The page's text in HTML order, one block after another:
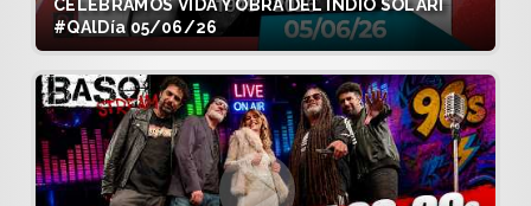
CELEBRAMOS VIDA Y OBRA DEL INDIO SOLARI
#QAlDía 05/06/26